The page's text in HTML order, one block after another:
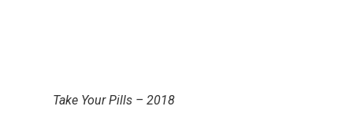
Take Your Pills – 2018